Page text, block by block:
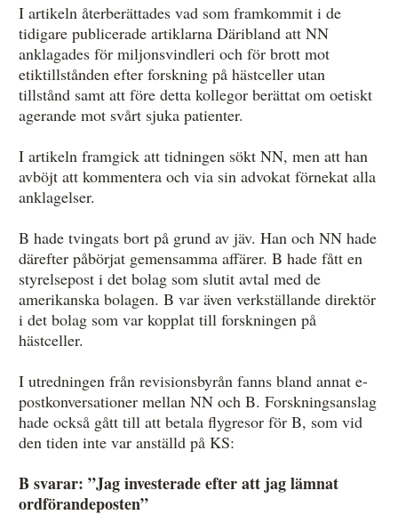
I artikeln återberättades vad som framkommit i de
tidigare publicerade artiklarna Däribland att NN
anklagades för miljonsvindleri och för brott mot
etiktillstånden efter forskning på hästceller utan
tillstånd samt att före detta kollegor berättat om oetiskt
agerande mot svårt sjuka patienter.
I artikeln framgick att tidningen sökt NN, men att han
avböjt att kommentera och via sin advokat förnekat alla
anklagelser.
B hade tvingats bort på grund av jäv. Han och NN hade
därefter påbörjat gemensamma affärer. B hade fått en
styrelsepost i det bolag som slutit avtal med de
amerikanska bolagen. B var även verkställande direktör
i det bolag som var kopplat till forskningen på
hästceller.
I utredningen från revisionsbyrån fanns bland annat e-
postkonversationer mellan NN och B. Forskningsanslag
hade också gått till att betala flygresor för B, som vid
den tiden inte var anställd på KS:
B svarar: ”Jag investerade efter att jag lämnat
ordförandeposten”